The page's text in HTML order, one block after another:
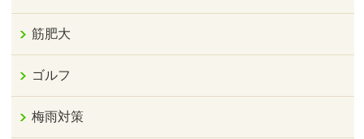
筋肥大
ゴルフ
梅雨対策